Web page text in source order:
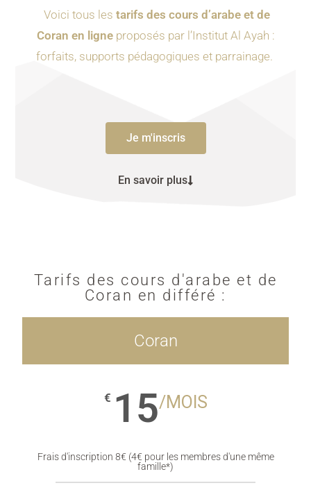
Voici tous les tarifs des cours d’arabe et de
Coran en ligneproposés par l’Institut Al Ayah :
forfaits, supports pédagogiques et parrainage.
Je m'inscris
En savoir plus
Tarifs des cours d'arabe et de
Coran en différé :
Coran
€ 15/MOIS
Frais d'inscription 8€ (4€ pour les membres d'une même
famille*)